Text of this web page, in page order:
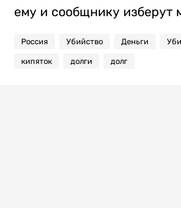
ему и сообщнику изберут
Россия Убийство Деньги
кипяток долги долг